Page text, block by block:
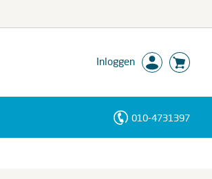
Inloggen
010-4731397